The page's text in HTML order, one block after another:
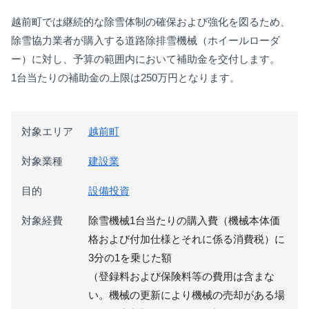
越前町では継続的な除雪体制の確保および強化を図るため、
除雪協力業者が購入する道路除排雪機械（ホイールローダ
ー）に対し、予算の範囲内において補助金を交付します。
1台当たりの補助金の上限は250万円となります。
対象エリア 越前町
対象業種 建設業
目的 設備投資
対象経費
除雪機械1台当たりの購入費（機械本体価
格および付加仕様とそれに係る消費税）に
3分の1を乗じた額
（登録料および保険料等の費用は含まな
い。機械の更新により機械の売却がある場